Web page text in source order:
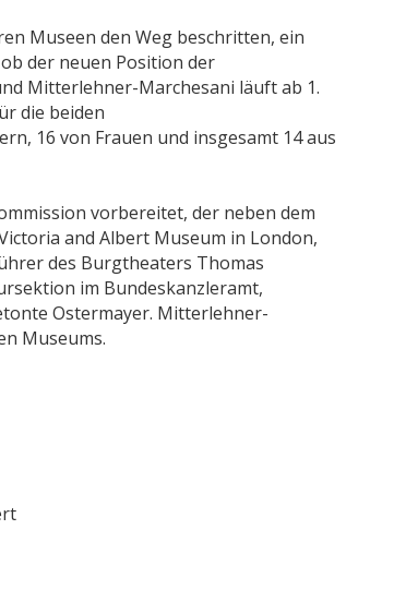
Museen den Weg beschritten, ein
der neuen Position der
Mitterlehner-Marchesani läuft ab 1.
die beiden
16 von Frauen und insgesamt 14 aus
vorbereitet, der neben dem
and Albert Museum in London,
des Burgtheaters Thomas
im Bundeskanzleramt,
Ostermayer. Mitterlehner-
Museums.